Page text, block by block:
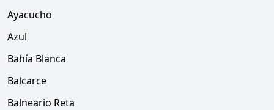
Ayacucho
Azul
Bahía Blanca
Balcarce
Balneario Reta